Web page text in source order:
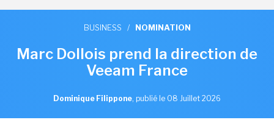
BUSINESS / NOMINATION
Marc Dollois prend la direction de
Veeam France
Dominique Filippone, publié le 08 Juillet 2026